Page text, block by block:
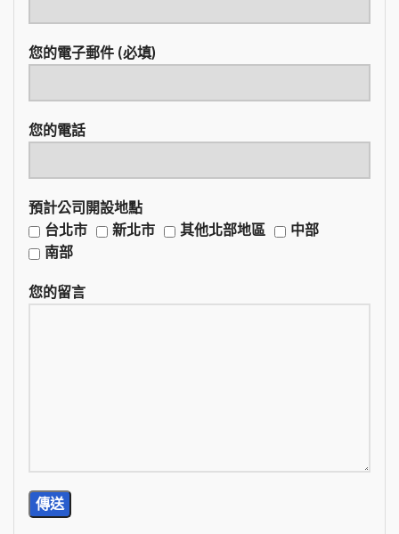
您的電子郵件 (必填)
您的電話
預計公司開設地點
台北市
新北市 其他北部地區
中部
南部
您的留言